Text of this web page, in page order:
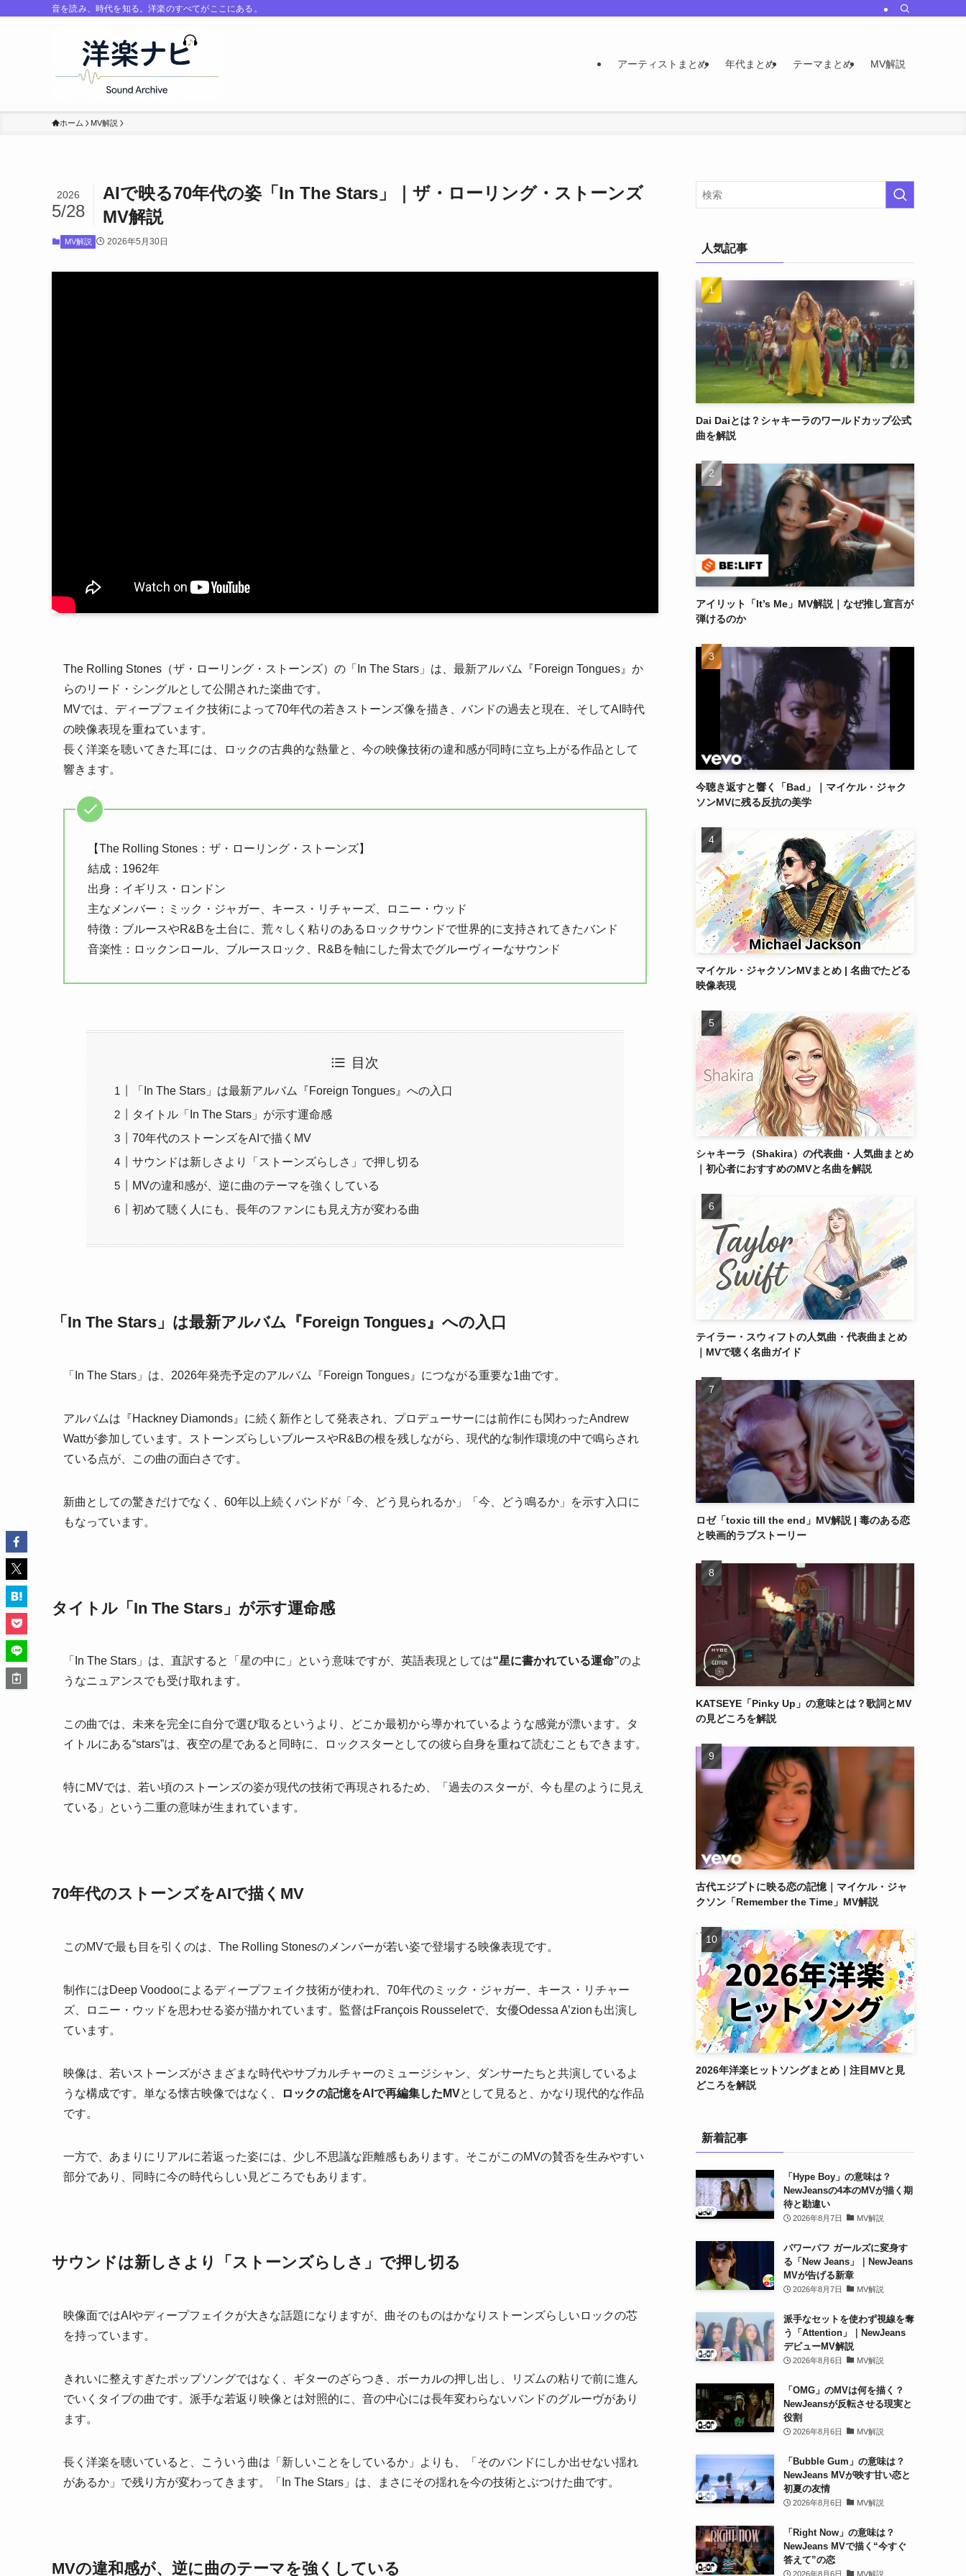
音を読み、時代を知る。洋楽のすべてがここにある。
アーティストまとめ 年代まとめ テーマまとめ MV解説
ホーム MV解説
AIで映る70年代の姿「In The Stars」｜ザ・ローリング・ストーンズ
MV解説
2026
5/28
MV解説 2026年5月30日
The Rolling Stones（ザ・ローリング・ストーンズ）の「In The Stars」は、最新アルバム『Foreign Tongues』か
らのリード・シングルとして公開された楽曲です。
MVでは、ディープフェイク技術によって70年代の若きストーンズ像を描き、バンドの過去と現在、そしてAI時代
の映像表現を重ねています。
長く洋楽を聴いてきた耳には、ロックの古典的な熱量と、今の映像技術の違和感が同時に立ち上がる作品として
響きます。
【The Rolling Stones：ザ・ローリング・ストーンズ】
結成：1962年
出身：イギリス・ロンドン
主なメンバー：ミック・ジャガー、キース・リチャーズ、ロニー・ウッド
特徴：ブルースやR&Bを土台に、荒々しく粘りのあるロックサウンドで世界的に支持されてきたバンド
音楽性：ロックンロール、ブルースロック、R&Bを軸にした骨太でグルーヴィーなサウンド
目次
「In The Stars」は最新アルバム『Foreign Tongues』への入口
タイトル「In The Stars」が示す運命感
70年代のストーンズをAIで描くMV
サウンドは新しさより「ストーンズらしさ」で押し切る
MVの違和感が、逆に曲のテーマを強くしている
初めて聴く人にも、長年のファンにも見え方が変わる曲
「In The Stars」は最新アルバム『Foreign Tongues』への入口
「In The Stars」は、2026年発売予定のアルバム『Foreign Tongues』につながる重要な1曲です。
アルバムは『Hackney Diamonds』に続く新作として発表され、プロデューサーには前作にも関わったAndrew
Wattが参加しています。ストーンズらしいブルースやR&Bの根を残しながら、現代的な制作環境の中で鳴らされ
ている点が、この曲の面白さです。
新曲としての驚きだけでなく、60年以上続くバンドが「今、どう見られるか」「今、どう鳴るか」を示す入口に
もなっています。
タイトル「In The Stars」が示す運命感
「In The Stars」は、直訳すると「星の中に」という意味ですが、英語表現としては“星に書かれている運命”のよ
うなニュアンスでも受け取れます。
この曲では、未来を完全に自分で選び取るというより、どこか最初から導かれているような感覚が漂います。タ
イトルにある“stars”は、夜空の星であると同時に、ロックスターとしての彼ら自身を重ねて読むこともできます。
特にMVでは、若い頃のストーンズの姿が現代の技術で再現されるため、「過去のスターが、今も星のように見え
ている」という二重の意味が生まれています。
70年代のストーンズをAIで描くMV
このMVで最も目を引くのは、The Rolling Stonesのメンバーが若い姿で登場する映像表現です。
制作にはDeep Voodooによるディープフェイク技術が使われ、70年代のミック・ジャガー、キース・リチャー
ズ、ロニー・ウッドを思わせる姿が描かれています。監督はFrançois Rousseletで、女優Odessa A’zionも出演し
ています。
映像は、若いストーンズがさまざまな時代やサブカルチャーのミュージシャン、ダンサーたちと共演しているよ
うな構成です。単なる懐古映像ではなく、
ロックの記憶をAIで再編集したMVとして見ると、かなり現代的な作品
です。
一方で、あまりにリアルに若返った姿には、少し不思議な距離感もあります。そこがこのMVの賛否を生みやすい
部分であり、同時に今の時代らしい見どころでもあります。
サウンドは新しさより「ストーンズらしさ」で押し切る
映像面ではAIやディープフェイクが大きな話題になりますが、曲そのものはかなりストーンズらしいロックの芯
を持っています。
きれいに整えすぎたポップソングではなく、ギターのざらつき、ボーカルの押し出し、リズムの粘りで前に進ん
でいくタイプの曲です。派手な若返り映像とは対照的に、音の中心には長年変わらないバンドのグルーヴがあり
ます。
長く洋楽を聴いていると、こういう曲は「新しいことをしているか」よりも、「そのバンドにしか出せない揺れ
があるか」で残り方が変わってきます。「In The Stars」は、まさにその揺れを今の技術とぶつけた曲です。
MVの違和感が、逆に曲のテーマを強くしている
人気記事
Dai Daiとは？シャキーラのワールドカップ公式
曲を解説
アイリット「It’s Me」MV解説｜なぜ推し宣言が
弾けるのか
今聴き返すと響く「Bad」｜マイケル・ジャク
ソンMVに残る反抗の美学
マイケル・ジャクソンMVまとめ | 名曲でたどる
映像表現
シャキーラ（Shakira）の代表曲・人気曲まとめ
｜初心者におすすめのMVと名曲を解説
テイラー・スウィフトの人気曲・代表曲まとめ
｜MVで聴く名曲ガイド
ロゼ「toxic till the end」MV解説 | 毒のある恋
と映画的ラブストーリー
KATSEYE「Pinky Up」の意味とは？歌詞とMV
の見どころを解説
古代エジプトに映る恋の記憶｜マイケル・ジャ
クソン「Remember the Time」MV解説
2026年洋楽ヒットソングまとめ｜注目MVと見
どころを解説
新着記事
「Hype Boy」の意味は？
NewJeansの4本のMVが描く期
待と勘違い
2026年8月7日 MV解説
パワーパフ ガールズに変身す
る「New Jeans」｜NewJeans
MVが告げる新章
2026年8月7日 MV解説
派手なセットを使わず視線を奪
う「Attention」｜NewJeans
デビューMV解説
2026年8月6日 MV解説
「OMG」のMVは何を描く？
NewJeansが反転させる現実と
役割
2026年8月6日 MV解説
「Bubble Gum」の意味は？
NewJeans MVが映す甘い恋と
初夏の友情
2026年8月6日 MV解説
「Right Now」の意味は？
NewJeans MVで描く“今すぐ
答えて”の恋
2026年8月6日 MV解説